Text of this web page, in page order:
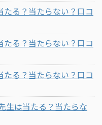
る？当たらない？口コ
る？当たらない？口コ
る？当たらない？口コ
生は当たる？当たらな